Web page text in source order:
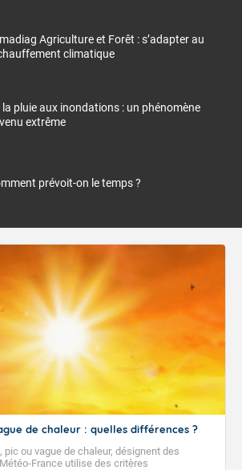
Agriculture et Forêt : s’adapter au
climatique
la pluie aux inondations : un phénomène
extrême
prévoit-on le temps ?
de chaleur : quelles différences ?
ou vague de chaleur, désignent des
France utilise des critères